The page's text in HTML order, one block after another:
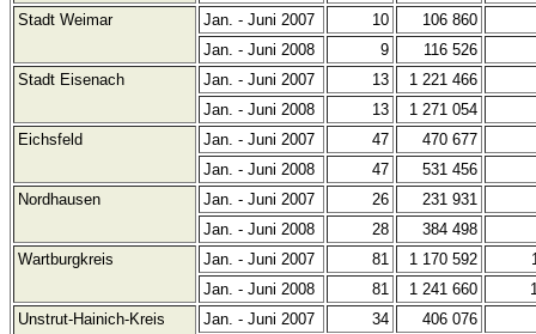
Stadt Weimar Jan. - Juni 2007 10
106 860
Jan. - Juni 2008
9
116 526
Stadt Eisenach
Jan. - Juni 2007 13
1 221 466
Jan. - Juni 2008
13
1 271 054
Eichsfeld
Jan. - Juni 2007 47
470 677
Jan. - Juni 2008
47
531 456
Nordhausen
Jan. - Juni 2007 26
231 931
Jan. - Juni 2008
28
384 498
Wartburgkreis
Jan. - Juni 2007 81 1 170 592
Jan. - Juni 2008
81 1 241 660
Unstrut-Hainich-Kreis
Jan. - Juni 2007 34
406 076